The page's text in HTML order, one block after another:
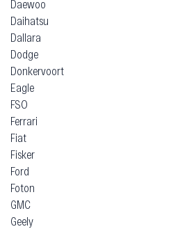
Daewoo
Daihatsu
Dallara
Dodge
Donkervoort
Eagle
FSO
Ferrari
Fiat
Fisker
Ford
Foton
GMC
Geely